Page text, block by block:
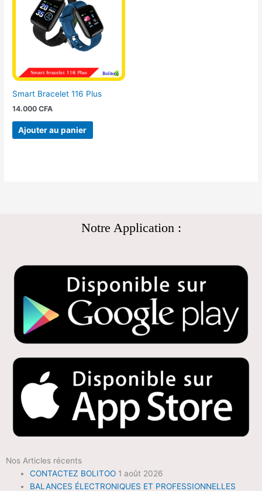
Smart Bracelet 116 Plus
14.000CFA
Ajouter au panier
Notre Application :
Nos Articles récents
CONTACTEZ BOLITOO 1 août 2026
BALANCES ÉLECTRONIQUES ET PROFESSIONNELLES